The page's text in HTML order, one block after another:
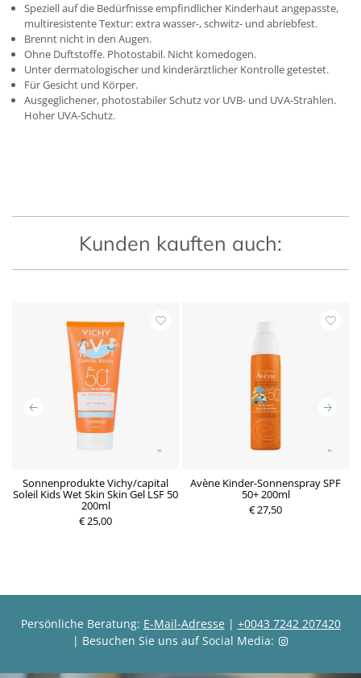
Speziell auf die Bedürfnisse empfindlicher Kinderhaut angepasste,
multiresistente Textur: extra wasser-, schwitz- und abriebfest.
Brennt nicht in den Augen.
Ohne Duftstoffe. Photostabil. Nicht komedogen.
Unter dermatologischer und kinderärztlicher Kontrolle getestet.
Für Gesicht und Körper.
Ausgeglichener, photostabiler Schutz vor UVB- und UVA-Strahlen.
Hoher UVA-Schutz.
Kunden kauften auch:
Sonnenprodukte Vichy/capital
Soleil Kids Wet Skin Skin Gel LSF 50
200ml
€ 25,00
Avène Kinder-Sonnenspray SPF
50+ 200ml
€ 27,50
Persönliche Beratung: E-Mail-Adresse | +0043 7242 207420
| Besuchen Sie uns auf Social Media: